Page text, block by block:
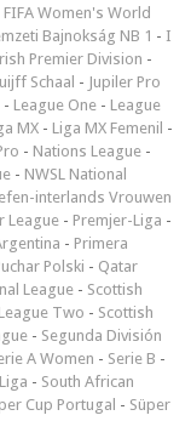
FIFA Women's World
Bajnokság NB 1 - I
Premier Division -
Schaal - Jupiler Pro
- League One - League
MX - Liga MX Femenil -
- Nations League -
- NWSL National
interlands Vrouwen
League - Premjer-Liga -
- Primera
Polski - Qatar
League - Scottish
Two - Scottish
- Segunda División
A Women - Serie B -
- South African
Cup Portugal - Süper